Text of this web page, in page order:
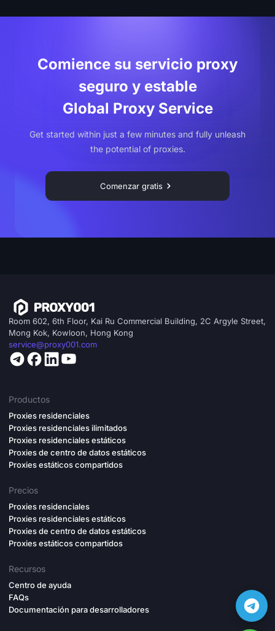
Comience su servicio proxy
seguro y estable
Global Proxy Service
Get started within just a few minutes and fully unleash
the potential of proxies.
Comenzar gratis
Room 602, 6th Floor, Kai Ru Commercial Building, 2C Argyle Street,
Mong Kok, Kowloon, Hong Kong
service@proxy001.com
Productos
Proxies residenciales
Proxies residenciales ilimitados
Proxies residenciales estáticos
Proxies de centro de datos estáticos
Proxies estáticos compartidos
Precios
Proxies residenciales
Proxies residenciales estáticos
Proxies de centro de datos estáticos
Proxies estáticos compartidos
Recursos
Centro de ayuda
FAQs
Documentación para desarrolladores